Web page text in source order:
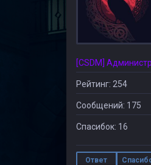
Рейтинг: 254
Сообщений: 175
Спасибок: 16
Ответ